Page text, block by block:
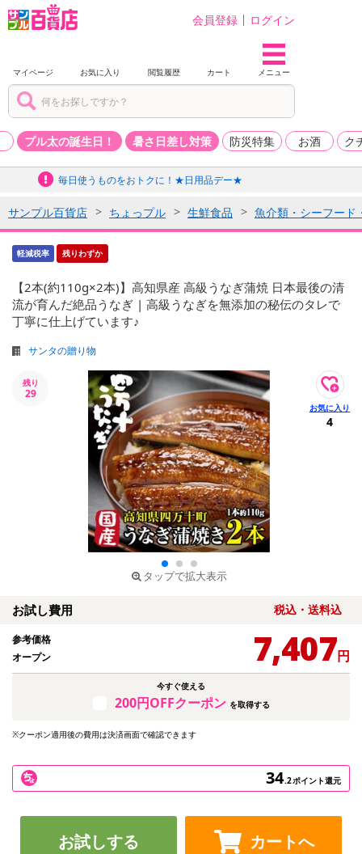
会員登録 ログイン
マイページ お気に入り 閲覧履歴 カート メニュー
プル太の誕生日！ 暑さ日差し対策 防災特集 お酒 ク
毎日使うものをおトクに！★日用品デー★
サンプル百貨店 ちょっプル 生鮮食品 魚介類・シーフード
軽減税率 残りわずか
【2本(約110g×2本)】高知県産 高級うなぎ蒲焼 日本最後の清
流が育んだ絶品うなぎ | 高級うなぎを無添加の秘伝のタレで
丁寧に仕上げています♪
サンタの贈り物
残り
29
タップで拡大表示
4
お試し費用 税込・送料込
参考価格
オープン
7,407円
今すぐ使える
200円OFFクーポン を取得する
※クーポン適用後の費用は決済画面で確認できます
34.2ポイント還元
お試しする カートへ